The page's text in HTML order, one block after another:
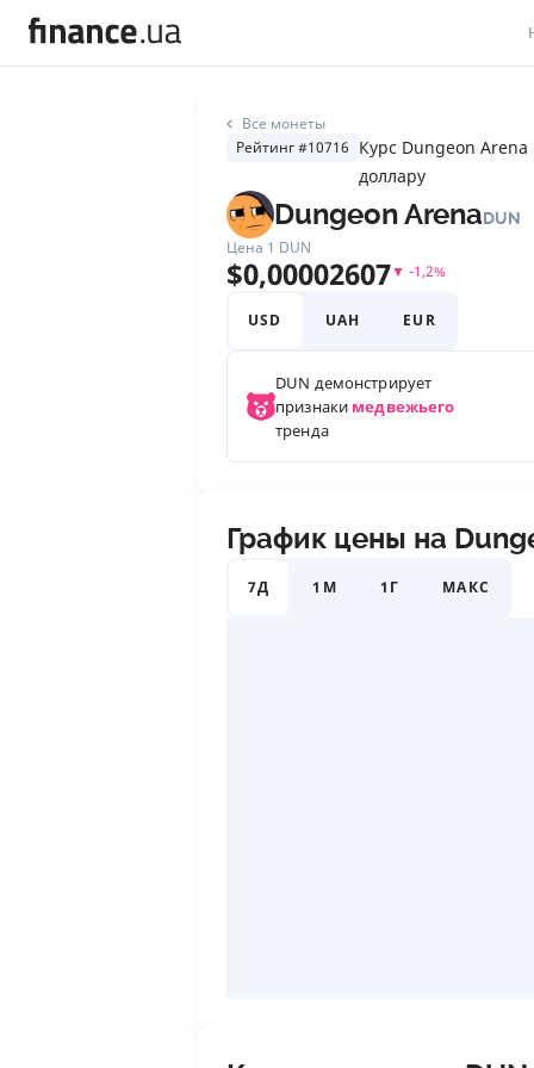
Все монеты
Рейтинг #10716 Курс Dungeon Arena
доллару
Dungeon ArenaDUN
Цена 1 DUN
$0,00002607▼ -1,2%
USD UAH EUR
DUN демонстрирует
признаки медвежьего
тренда
График цены на
7Д 1М 1Г МАКС